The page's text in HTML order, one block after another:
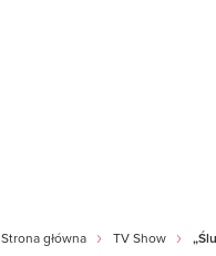
Strona główna TV Show